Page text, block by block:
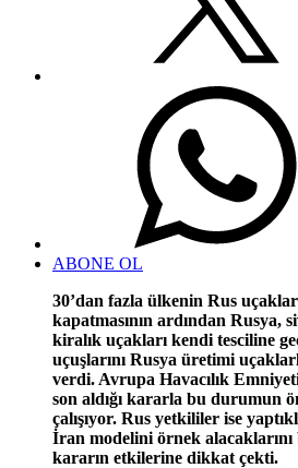
ABONE OL
30’dan fazla ülkenin Rus
kapatmasının ardından Rusya,
kiralık uçakları kendi tesciline
uçuşlarını Rusya üretimi
verdi. Avrupa Havacılık
son aldığı kararla bu durumun
çalışıyor. Rus yetkililer ise
İran modelini örnek
kararın etkilerine dikkat çekti.